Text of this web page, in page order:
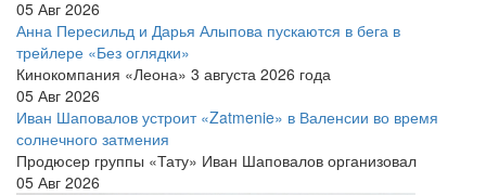
05 Авг 2026
Анна Пересильд и Дарья Алыпова пускаются в бега в
трейлере «Без оглядки»
Кинокомпания «Леона» 3 августа 2026 года
05 Авг 2026
Иван Шаповалов устроит «Zatmenie» в Валенсии во время
солнечного затмения
Продюсер группы «Тату» Иван Шаповалов организовал
05 Авг 2026